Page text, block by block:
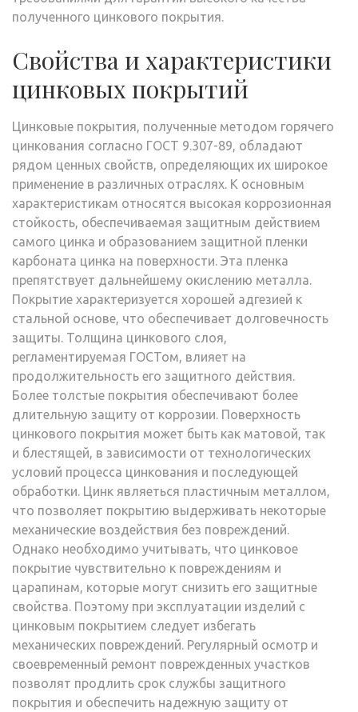
полученного цинкового покрытия.
Свойства и характеристики
цинковых покрытий
Цинковые покрытия, полученные методом горячего
цинкования согласно ГОСТ 9.307-89, обладают
рядом ценных свойств, определяющих их широкое
применение в различных отраслях. К основным
характеристикам относятся высокая коррозионная
стойкость, обеспечиваемая защитным действием
самого цинка и образованием защитной пленки
карбоната цинка на поверхности. Эта пленка
препятствует дальнейшему окислению металла.
Покрытие характеризуется хорошей адгезией к
стальной основе, что обеспечивает долговечность
защиты. Толщина цинкового слоя,
регламентируемая ГОСТом, влияет на
продолжительность его защитного действия.
Более толстые покрытия обеспечивают более
длительную защиту от коррозии. Поверхность
цинкового покрытия может быть как матовой, так
и блестящей, в зависимости от технологических
условий процесса цинкования и последующей
обработки. Цинк являеться пластичным металлом,
что позволяет покрытию выдерживать некоторые
механические воздействия без повреждений.
Однако необходимо учитывать, что цинковое
покрытие чувствительно к повреждениям и
царапинам, которые могут снизить его защитные
свойства. Поэтому при эксплуатации изделий с
цинковым покрытием следует избегать
механических повреждений. Регулярный осмотр и
своевременный ремонт поврежденных участков
позволят продлить срок службы защитного
покрытия и обеспечить надежную защиту от